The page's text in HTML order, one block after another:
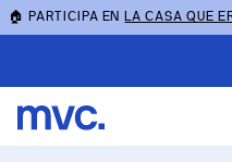
🏠 PARTICIPA ENLA CASA QUE